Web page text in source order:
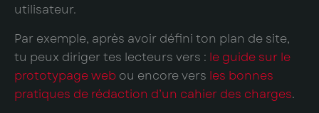
utilisateur.
Par exemple, après avoir défini ton plan de site,
tu peux diriger tes lecteurs vers : le guide sur le
prototypage web ou encore vers les bonnes
pratiques de rédaction d’un cahier des charges.